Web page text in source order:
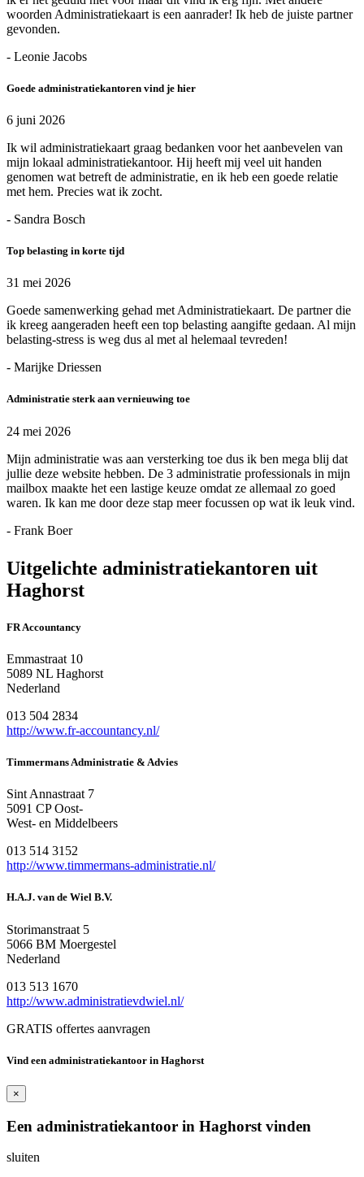
woorden Administratiekaart is een aanrader! Ik heb de juiste partner
gevonden.
- Leonie Jacobs
Goede administratiekantoren vind je hier
6 juni 2026
Ik wil administratiekaart graag bedanken voor het aanbevelen van
mijn lokaal administratiekantoor. Hij heeft mij veel uit handen
genomen wat betreft de administratie, en ik heb een goede relatie
met hem. Precies wat ik zocht.
- Sandra Bosch
Top belasting in korte tijd
31 mei 2026
Goede samenwerking gehad met Administratiekaart. De partner die
ik kreeg aangeraden heeft een top belasting aangifte gedaan. Al mijn
belasting-stress is weg dus al met al helemaal tevreden!
- Marijke Driessen
Administratie sterk aan vernieuwing toe
24 mei 2026
Mijn administratie was aan versterking toe dus ik ben mega blij dat
jullie deze website hebben. De 3 administratie professionals in mijn
mailbox maakte het een lastige keuze omdat ze allemaal zo goed
waren. Ik kan me door deze stap meer focussen op wat ik leuk vind.
- Frank Boer
Uitgelichte administratiekantoren uit
Haghorst
FR Accountancy
Emmastraat 10
5089 NL Haghorst
Nederland
013 504 2834
http://www.fr-accountancy.nl/
Timmermans Administratie & Advies
Sint Annastraat 7
5091 CP Oost-
West- en Middelbeers
013 514 3152
http://www.timmermans-administratie.nl/
H.A.J. van de Wiel B.V.
Storimanstraat 5
5066 BM Moergestel
Nederland
013 513 1670
http://www.administratievdwiel.nl/
GRATIS offertes aanvragen
Vind een administratiekantoor in Haghorst
×
Een administratiekantoor in Haghorst vinden
sluiten